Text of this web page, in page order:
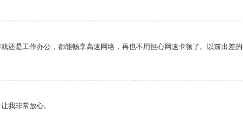
还是工作办公，都能畅享高速网络，再也不用担心网速卡顿了。以前出差
我非常放心。